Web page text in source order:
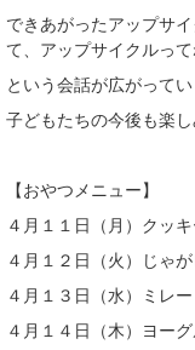
できあがったアップサ
て、アップサイクルって
という会話が広がって
子どもたちの今後も楽し
【おやつメニュー】
４月１１日（月）クッ
４月１２日（火）じゃ
４月１３日（水）ミレ
４月１４日（木）ヨー